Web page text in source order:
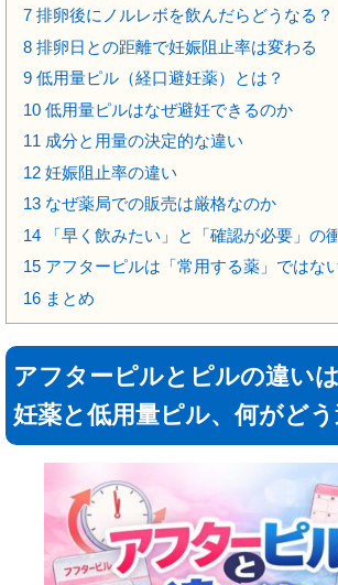
7 排卵後にノルレボを飲んだらどうなる？
8 排卵日との距離で妊娠阻止率は変わる
9 低用量ピル（経口避妊薬）とは？
10 低用量ピルはなぜ避妊できるのか
11 成分と用量の決定的な違い
12 妊娠阻止率の違い
13 なぜ薬局での販売は厳格なのか
14 「早く飲みたい」と「確認が必要」の
15 アフターピルは「常用する薬」ではな
16 まとめ
アフターピルとピルの違い
妊薬と低用量ピル、何がどう